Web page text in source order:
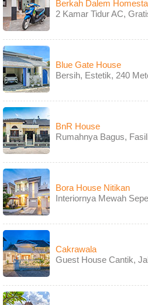
Berkah Dalem
2 Kamar Tidur AC,
Blue Gate House
Bersih, Estetik, 240
BnR House
Rumahnya Bagus,
Bora House Nitikan
Interiornya Mewah
Cakrawala
Guest House Cantik,